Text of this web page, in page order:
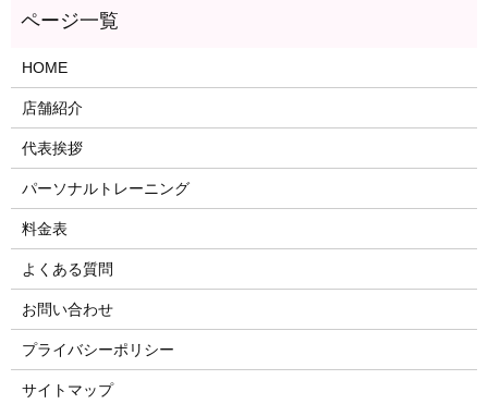
HOME
店舗紹介
代表挨拶
パーソナルトレーニング
料金表
よくある質問
お問い合わせ
プライバシーポリシー
サイトマップ